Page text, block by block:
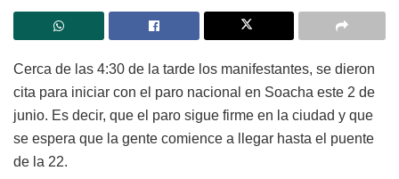
Cerca de las 4:30 de la tarde los manifestantes, se dieron
cita para iniciar con el paro nacional en Soacha este 2 de
junio. Es decir, que el paro sigue firme en la ciudad y que
se espera que la gente comience a llegar hasta el puente
de la 22.